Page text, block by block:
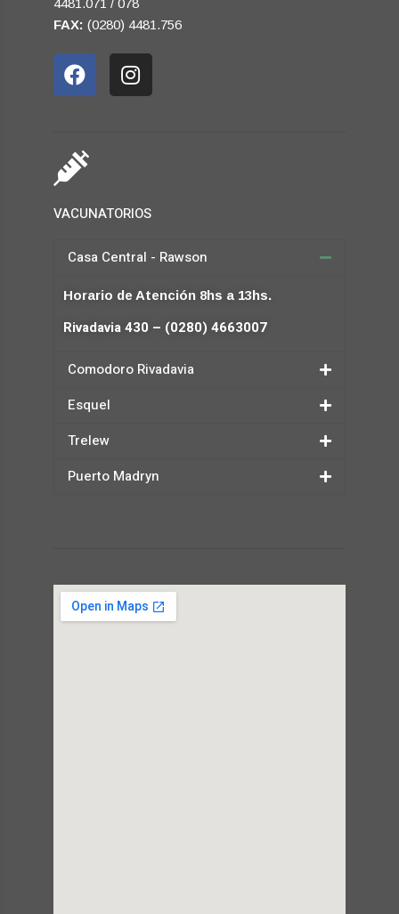
4481.071 / 078
FAX: (0280) 4481.756
VACUNATORIOS
Casa Central - Rawson
Horario de Atención 8hs a 13hs.
Rivadavia 430 – (0280) 4663007
Comodoro Rivadavia
Esquel
Trelew
Puerto Madryn